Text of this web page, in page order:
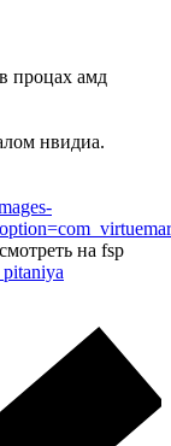
процах амд
нвидиа.
на fsp